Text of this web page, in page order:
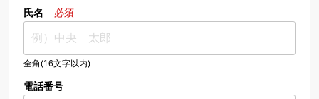
氏名 必須
全角(16文字以内)
電話番号